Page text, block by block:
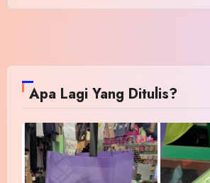
Apa Lagi Yang Ditulis?